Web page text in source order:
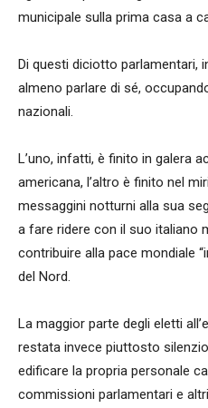
municipale sulla prima casa a
Di questi diciotto parlamentari,
almeno parlare di sé,
nazionali.
L’uno, infatti, è finito in galera
americana, l’altro è finito nel
messaggini notturni alla sua
a fare ridere con il suo italiano
contribuire alla pace mondiale
del Nord.
La maggior parte degli eletti
restata invece piuttosto
edificare la propria personale
commissioni parlamentari e